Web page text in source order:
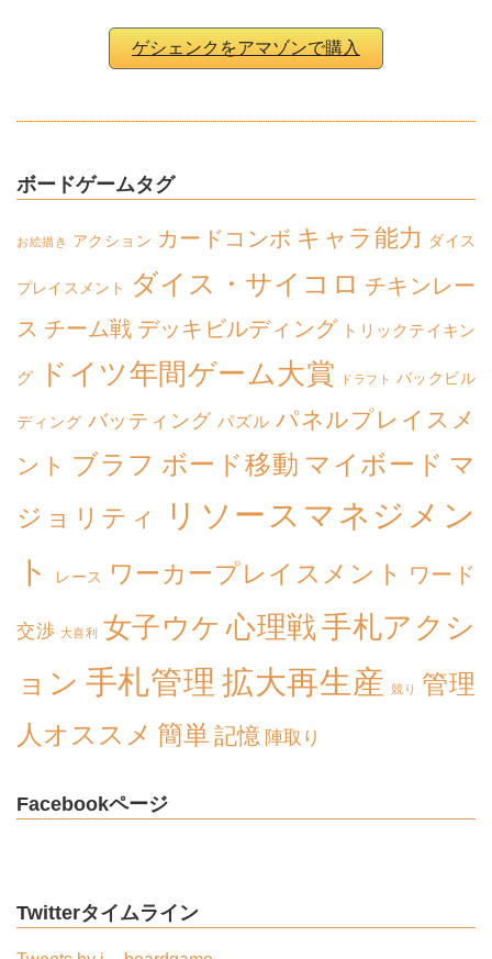
ゲシェンクをアマゾンで購入
ボードゲームタグ
お絵描き アクション カードコンボ キャラ能力 ダイス
プレイスメント ダイス・サイコロ チキンレー
ス チーム戦 デッキビルディング トリックテイキン
グ ドイツ年間ゲーム大賞 ドラフト バックビル
ディング バッティング パズル パネルプレイスメ
ント ブラフ ボード移動 マイボード マ
ジョリティ
リソースマネジメン
ト
レース ワーカープレイスメント ワード
交渉 大喜利 女子ウケ 心理戦手札アクシ
ョン 手札管理 拡大再生産 競り
管理
人オススメ 簡単 記憶 陣取り
Facebookページ
Twitterタイムライン